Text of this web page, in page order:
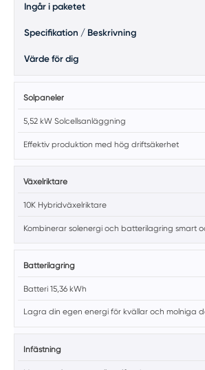
Ingår i paketet
Specifikation / Beskrivning
Värde för dig
Solpaneler
5,52 kW Solcellsanläggning
Effektiv produktion med hög driftsäkerhet
Växelriktare
10K Hybridväxelriktare
Kombinerar solenergi och batterilagring smart
Batterilagring
Batteri 15,36 kWh
Lagra din egen energi för kvällar och molniga
Infästning